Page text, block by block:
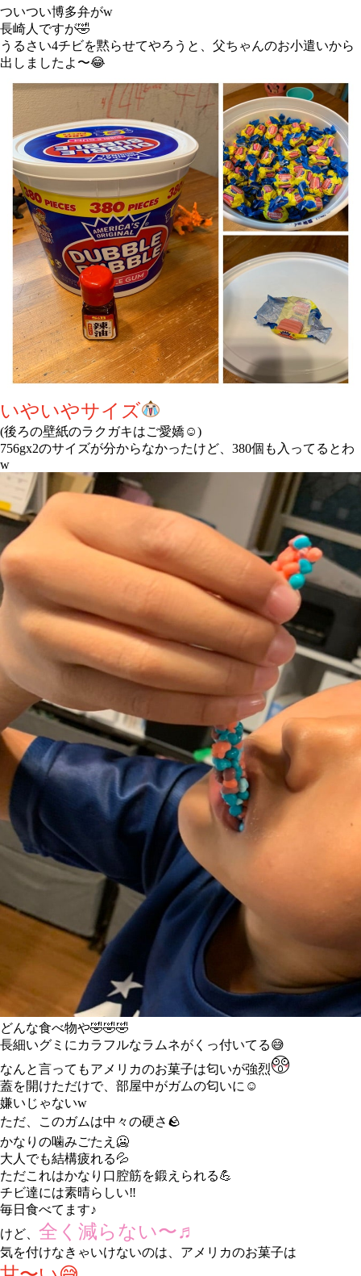
ついつい博多弁がw
長崎人ですが🤣
うるさい4チビを黙らせてやろうと、父ちゃんのお小遣いから
出しましたよ〜😂
いやいやサイズ
(後ろの壁紙のラクガキはご愛嬌☺️)
756gx2のサイズが分からなかったけど、380個も入ってるとわ
w
どんな食べ物や🤣🤣🤣
長細いグミにカラフルなラムネがくっ付いてる😅
なんと言ってもアメリカのお菓子は匂いが強烈
蓋を開けただけで、部屋中がガムの匂いに☺️
嫌いじゃないw
ただ、このガムは中々の硬さ🪨
かなりの噛みごたえ🥶
大人でも結構疲れる💦
ただこれはかなり口腔筋を鍛えられる💪
チビ達には素晴らしい‼️
毎日食べてます♪
けど、 全く減らない〜♬
気を付けなきゃいけないのは、アメリカのお菓子は